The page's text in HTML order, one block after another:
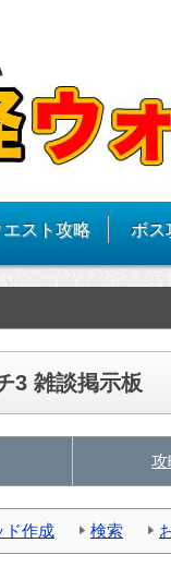
エスト攻略 ボス
3 雑談掲示板
ド作成 検索